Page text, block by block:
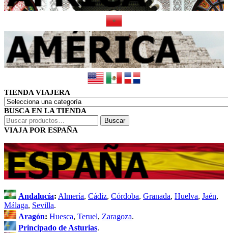
TIENDA VIAJERA
BUSCA EN LA TIENDA
Buscar
por:
Buscar
VIAJA POR ESPAÑA
Andalucía: Almería, Cádiz, Córdoba, Granada, Huelva, Jaén,
Málaga, Sevilla.
Aragón: Huesca, Teruel, Zaragoza.
Principado de Asturias.